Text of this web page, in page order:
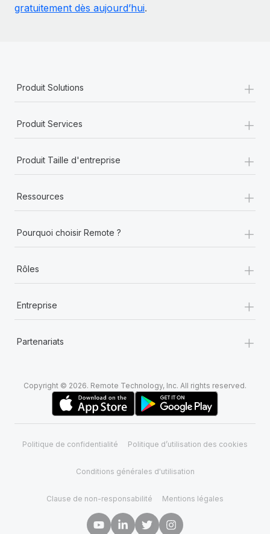
gratuitement dès aujourd’hui.
Produit Solutions +
Produit Services +
Produit Taille d'entreprise +
Ressources +
Pourquoi choisir Remote ? +
Rôles +
Entreprise +
Partenariats +
Copyright © 2026. Remote Technology, Inc. All rights reserved.
Politique de confidentialité Politique d’utilisation des cookies
Conditions générales d'utilisation
Clause de non-responsabilité Mentions légales